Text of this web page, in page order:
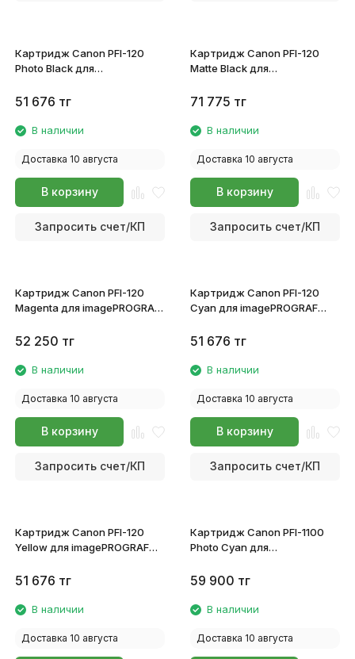
Картридж Canon PFI-120
Photo Black для
205/TM-300/TM-305
51 676 тг
В наличии
Доставка 10 августа
В корзину
Запросить счет/КП
Картридж Canon PFI-120
Matte Black для
205/TM-300/TM-305
71 775 тг
В наличии
Доставка 10 августа
В корзину
Запросить счет/КП
Картридж Canon PFI-120
Magenta для imagePROGRAF
300/TM-305 2887C001
52 250 тг
В наличии
Доставка 10 августа
В корзину
Запросить счет/КП
Картридж Canon PFI-120
Cyan для imagePROGRAF
300/TM-305 2886C001
51 676 тг
В наличии
Доставка 10 августа
В корзину
Запросить счет/КП
Картридж Canon PFI-120
Yellow для imagePROGRAF
300/TM-305 2888C001
51 676 тг
В наличии
Доставка 10 августа
Картридж Canon PFI-1100
Photo Cyan для
2100/4100/6100/4100S/6100S
59 900 тг
В наличии
Доставка 10 августа